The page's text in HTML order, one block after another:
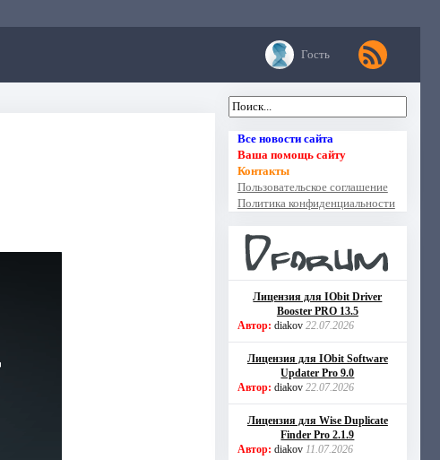
Гость
Все новости сайта
Ваша помощь сайту
Контакты
Пользовательское соглашение
Политика конфиденциальности
Лицензия для IObit Driver
Booster PRO 13.5
Автор: diakov 22.07.2026
Лицензия для IObit Software
Updater Pro 9.0
Автор: diakov 22.07.2026
Лицензия для Wise Duplicate
Finder Pro 2.1.9
Автор: diakov 11.07.2026